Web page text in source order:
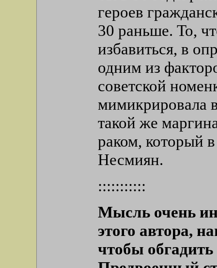
героев
30 раньше. То,
избавиться, в
одним из
советской
мимикрировала
такой же
раком, который
Несмиян.
:::::::::::
Мысль очень
этого автора,
чтобы